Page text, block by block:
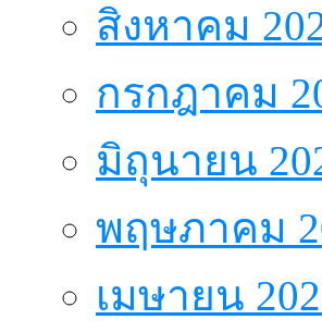
สิงหาคม
กรกฎาคม
มิถุนายน
พฤษภาคม
เมษายน